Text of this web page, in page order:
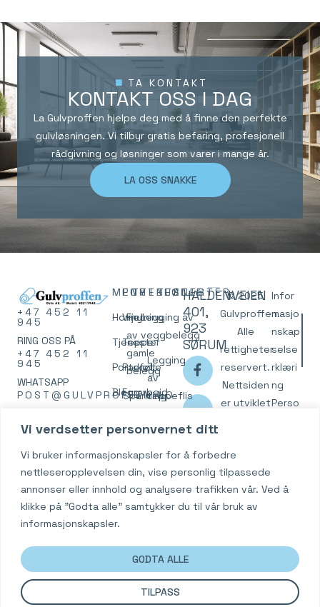
Vi verdsetter personvernet ditt
Vi bruker informasjonskapsler for å forbedre
nettleseropplevelsen din, vise personlig tilpassede
annonser eller innhold og analysere trafikken vår. Ved å
klikke på "Godta alle" samtykker du til vår bruk av
informasjonskapsler.
TILPASS
GODTA ALLE
TA KONTAKT
KONTAKT OSS I DAG
La Gulvproffen hjelpe deg med å finne den perfekte
gulvløsningen. Vi tilbyr gratis befaring, profesjonell
rådgivning og løsninger som varer i mange år.
LA OSS SNAKKE
+47 452 11
945
RING OSS PÅ
+47 452 11
945
WHATSAPP
POST@GULVPROFFEN.NO
POST PÅ
ORG.NR
HALDENVEIEN
401,
923
SØRUM
MENY
Home
Tjenester
Portefølje
Blogg
PORTEFØLJE
Vinyl
Teppe
Parkett
Forarbeid
flytsparkel
Sklihemmende
gulv
Trapp
TJENESTER
Fjerning
av
gamle
belegg
Sparkling
underlag
Støvfri
slipping
av
gamle
underlag
Legging
TJENESTER
Legging av
veggbelegg
Legging
av
teppeflis
parkett
Legging av
linoleum-
© 2025
Gulvproffen.
Alle
rettigheter
reservert.
Nettsiden
er utviklet
Infor
masjo
nskap
selse
rklæri
ng
Perso